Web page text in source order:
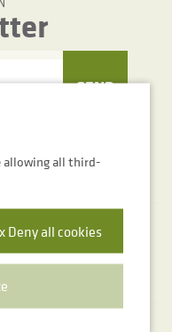
SEND
511
allowing all third-
x Deny all cookies